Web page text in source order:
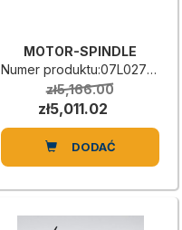
MOTOR-SPINDLE
Numer produktu:07L0273927D
zł5,166.00
zł5,011.02
DODAĆ